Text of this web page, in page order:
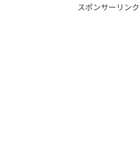
スポンサーリンク